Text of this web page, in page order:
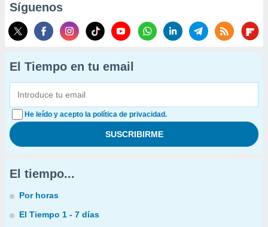
Síguenos
El Tiempo en tu email
He leído y acepto la política de privacidad.
El tiempo...
Por horas
El Tiempo 1 - 7 días